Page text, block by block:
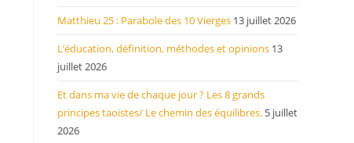
Matthieu 25 : Parabole des 10 Vierges 13 juillet 2026
L’éducation, définition, méthodes et opinions 13
juillet 2026
Et dans ma vie de chaque jour ? Les 8 grands
principes taoistes/ Le chemin des équilibres. 5 juillet
2026